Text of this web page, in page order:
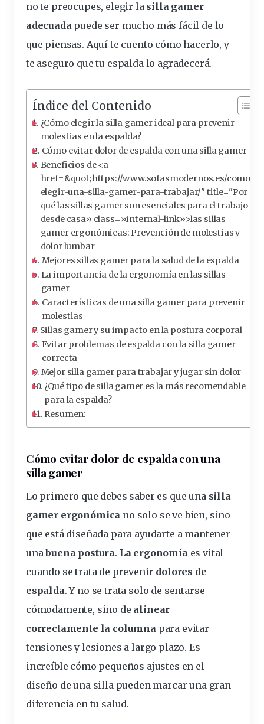
no te preocupes, elegir la silla gamer
adecuadapuede ser mucho más fácil de lo
que piensas. Aquí te cuento cómo hacerlo, y
te aseguro que tu espalda lo agradecerá.
Índice del Contenido
¿Cómo elegir la silla gamer ideal para prevenir
molestias en la espalda?
Cómo evitar dolor de espalda con una silla gamer
Beneficios de <a
href=&quot;https://www.sofasmodernos.es/como-
elegir-una-silla-gamer-para-trabajar/" title="Por
qué las sillas gamer son esenciales para el trabajo
desde casa» class=»internal-link»>las sillas
gamer ergonómicas: Prevención de molestias y
dolor lumbar
Mejores sillas gamer para la salud de la espalda
La importancia de la ergonomía en las sillas
gamer
Características de una silla gamer para prevenir
molestias
Sillas gamer y su impacto en la postura corporal
Evitar problemas de espalda con la silla gamer
correcta
Mejor silla gamer para trabajar y jugar sin dolor
¿Qué tipo de silla gamer es la más recomendable
para la espalda?
Resumen:
Cómo evitardolor de espalda conuna
silla gamer
Lo primero que debes saber es que una silla
gamer ergonómica no solo se ve bien, sino
que está diseñada para ayudarte a mantener
unabuena postura. La ergonomíaes vital
cuando se trata de prevenir dolores de
espalda. Y no se trata solo de sentarse
cómodamente, sino de alinear
correctamente la columnapara evitar
tensiones y lesiones alargo plazo. Es
increíble cómo pequeños ajustes en el
diseño de una silla pueden marcar una gran
diferencia en tu salud.